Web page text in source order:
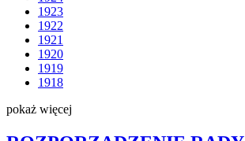
1923
1922
1921
1920
1919
1918
pokaż więcej